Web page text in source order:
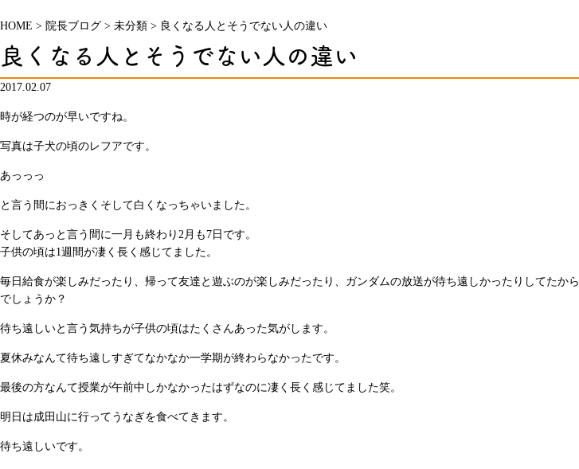
HOME > 院長ブログ > 未分類 > 良くなる人とそうでない人の違い
良くなる人とそうでない人の違い
2017.02.07
時が経つのが早いですね。
写真は子犬の頃のレフアです。
あっっっ
と言う間におっきくそして白くなっちゃいました。
そしてあっと言う間に一月も終わり2月も7日です。
子供の頃は1週間が凄く長く感じてました。
毎日給食が楽しみだったり、帰って友達と遊ぶのが楽しみだったり、ガンダムの放送が待ち遠しかったりしてたから
でしょうか？
待ち遠しいと言う気持ちが子供の頃はたくさんあった気がします。
夏休みなんて待ち遠しすぎてなかなか一学期が終わらなかったです。
最後の方なんて授業が午前中しかなかったはずなのに凄く長く感じてました笑。
明日は成田山に行ってうなぎを食べてきます。
待ち遠しいです。